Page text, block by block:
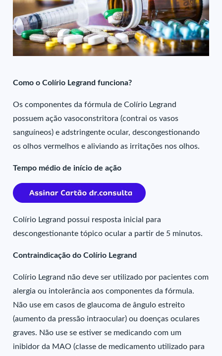
Como o Colírio Legrand funciona?
Os componentes da fórmula de Colírio Legrand
possuem ação vasoconstritora (contrai os vasos
sanguíneos) e adstringente ocular, descongestionando
os olhos vermelhos e aliviando as irritações nos olhos.
Tempo médio de início de ação
Colírio Legrand possui resposta inicial para
descongestionante tópico ocular a partir de 5 minutos.
Contraindicação do Colírio Legrand
Colírio Legrand não deve ser utilizado por pacientes com
alergia ou intolerância aos componentes da fórmula.
Não use em casos de glaucoma de ângulo estreito
(aumento da pressão intraocular) ou doenças oculares
graves. Não use se estiver se medicando com um
inibidor da MAO (classe de medicamento utilizado para